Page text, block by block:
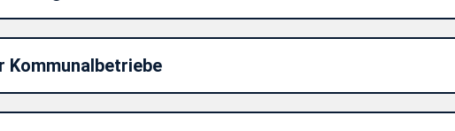
Kommunalbetriebe